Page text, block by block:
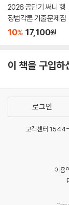
2026 공단기 써니 행
정법각론 기출문제집
10% 17,100원
이 책을 구입하
로그인
고객센터
이용